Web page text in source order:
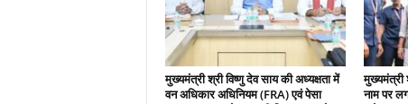
मुख्यमंत्री श्री विष्णु देव साय की अध्यक्षता में
वन अधिकार अधिनियम (FRA) एवं पेसा
मुख्यमंत्री
नाम पर